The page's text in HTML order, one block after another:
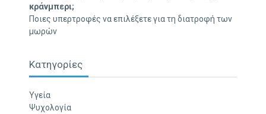
κράνμπερι;
Ποιες υπερτροφές να επιλέξετε για τη διατροφή των
μωρών
Κατηγορίες
Υγεία
Ψυχολογία